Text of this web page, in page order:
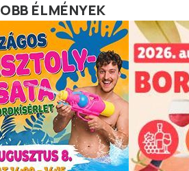
ÉLMÉNYEK